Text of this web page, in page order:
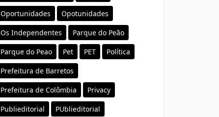
Oportunidades Opotunidades
Os Independentes Parque do Peão
Parque do Peao Pet PET Política
Prefeitura de Barretos
Prefeitura de Colômbia Privacy
Publieditorial PUblieditorial